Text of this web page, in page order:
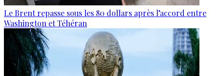
Le Brent repasse sous les 80 dollars après l’accord entre
Washington et Téhéran